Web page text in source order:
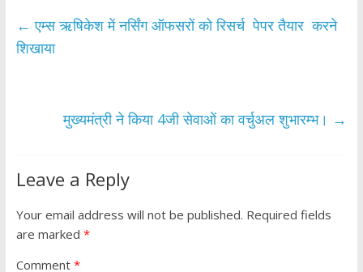
b er s
p
e
← एम्स ऋषिकेश में नर्सिंग ऑफसरों को रिसर्च पेपर तैयार करने
शिखाया
मुख्यमंत्री ने किया 4जी सेवाओं का वर्चुअल शुभारम्भ। →
Leave a Reply
Your email address will not be published. Required fields
are marked *
Comment *